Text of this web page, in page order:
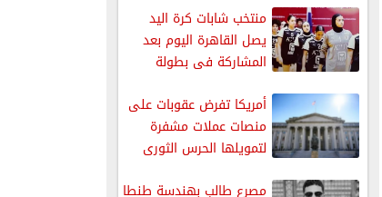
منتخب شابات كرة اليد
يصل القاهرة اليوم بعد
المشاركة فى بطولة
أمريكا تفرض عقوبات على
منصات عملات مشفرة
لتمويلها الحرس الثورى
مصرع طالب بهندسة طنطا